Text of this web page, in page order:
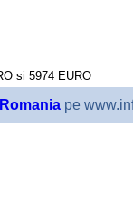
si 5974 EURO
pe